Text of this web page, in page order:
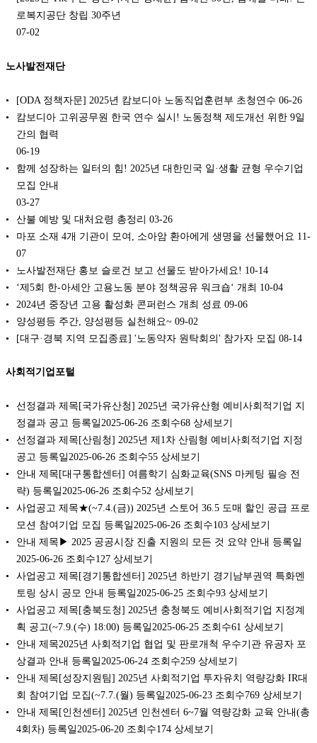
로복지공단 창립 30주년
07-02
노사발전재단
[ODA 정책자문] 2025년 캄보디아 노동직업훈련부 초청연수 06-26
캄보디아 고위공무원 한국 연수 실시! 노동정책 제도개선 위한 9일
간의 협력
06-19
함께 성장하는 일터의 힘! 2025년 대한민국 일·생활 균형 우수기업
모집 안내
03-27
산불 예방 및 대처요령 총정리 03-26
마포 소재 4개 기관이 모여, 소아암 환아에게 생명을 선물했어요 11-
07
노사발전재단 홍보 슬로건 보고 선물도 받아가세요! 10-14
‘제5회 한-아세안 고용노동 분야 정책공유 워크숍‘ 개최 10-04
2024년 중장년 고용 활성화 콘퍼런스 개최 성료 09-06
양성평등 주간, 양성평등 실천해요~ 09-02
[대구·경북 지역 모집종료] '노동약자 원탁회의' 참가자 모집 08-14
사회적기업포털
선정결과 제목[국가유산청] 2025년 국가유산형 예비사회적기업 지
정결과 공고 등록일2025-06-26 조회수68 상세보기
선정결과 제목[산림청] 2025년 제1차 산림형 예비사회적기업 지정
공고 등록일2025-06-26 조회수55 상세보기
안내 제목[대구통합센터] 여름학기 심화교육(SNS 마케팅 필승 전
략) 등록일2025-06-26 조회수52 상세보기
사업공고 제목★(~7.4.(금)) 2025년 스토어 36.5 도매 할인 공급 프로
모션 참여기업 모집 등록일2025-06-26 조회수103 상세보기
안내 제목▶ 2025 공공시장 진출 지원의 모든 것 요약 안내 등록일
2025-06-26 조회수127 상세보기
사업공고 제목[경기통합센터] 2025년 하반기 경기남부권역 특화멘
토링 상시 공모 안내 등록일2025-06-25 조회수93 상세보기
사업공고 제목[충북도청] 2025년 충청북도 예비사회적기업 지정계
획 공고(~7.9.(수) 18:00) 등록일2025-06-25 조회수61 상세보기
안내 제목2025년 사회적기업 협업 및 판로개척 우수기관 유공자 포
상결과 안내 등록일2025-06-24 조회수259 상세보기
안내 제목[성장지원팀] 2025년 사회적기업 투자유치 역량강화 IR대
회 참여기업 모집(~7.7.(월) 등록일2025-06-23 조회수769 상세보기
안내 제목[인천센터] 2025년 인천센터 6~7월 역량강화 교육 안내(총
4회차) 등록일2025-06-20 조회수174 상세보기